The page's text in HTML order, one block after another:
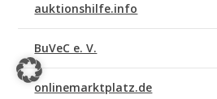
auktionshilfe.info
BuVeC e. V.
onlinemarktplatz.de